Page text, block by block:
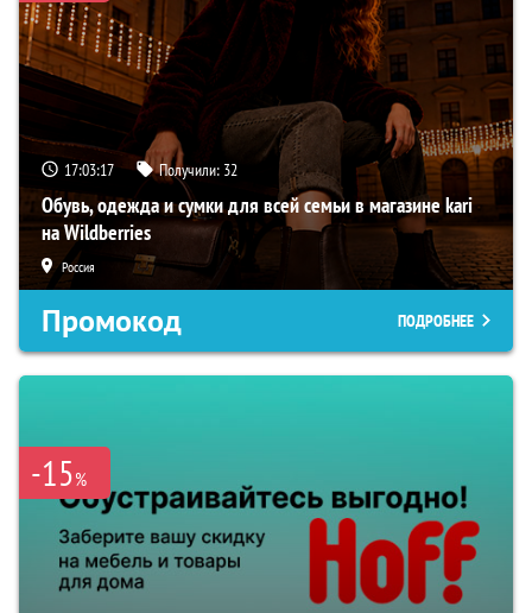
17:03:16 Получили: 32
Обувь, одежда и сумки для всей семьи в магазине kari
на Wildberries
Россия
Промокод ПОДРОБНЕЕ
-15%